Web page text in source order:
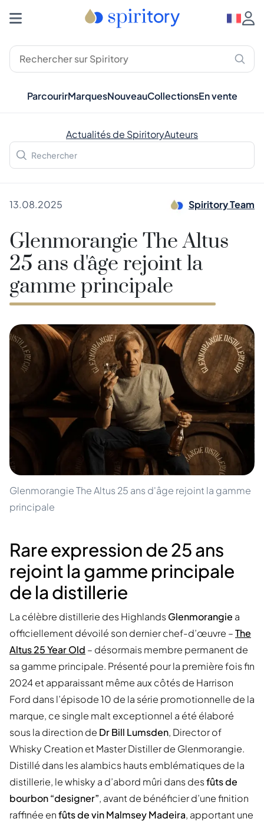
ParcourirMarquesNouveauCollectionsEn vente
Actualités de SpiritoryAuteurs
13.08.2025 Spiritory Team
Glenmorangie The Altus
25 ans d'âge rejoint la
gamme principale
Glenmorangie The Altus 25 ans d'âge rejoint la gamme
principale
Rare expression de 25 ans
rejoint la gamme principale
de la distillerie
La célèbre distillerie des HighlandsGlenmorangie a
officiellement dévoilé son dernier chef-d’œuvre –The
Altus 25 Year Old – désormais membre permanent de
sa gamme principale. Présenté pour la première fois fin
2024 et apparaissant même aux côtés de Harrison
Ford dans l’épisode 10 de la série promotionnelle de la
marque, ce single malt exceptionnel a été élaboré
sous la direction de Dr Bill Lumsden, Director of
Whisky Creation et Master Distiller de Glenmorangie.
Distillé dans les alambics hauts emblématiques de la
distillerie, le whisky a d’abord mûri dans desfûts de
bourbon “designer”, avant de bénéficier d’une finition
raffinée enfûts de vin Malmsey Madeira, apportant une